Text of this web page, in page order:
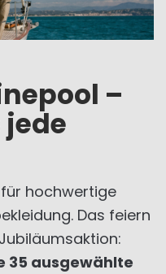
–
hochwertige
Das feiern
35 ausgewählte